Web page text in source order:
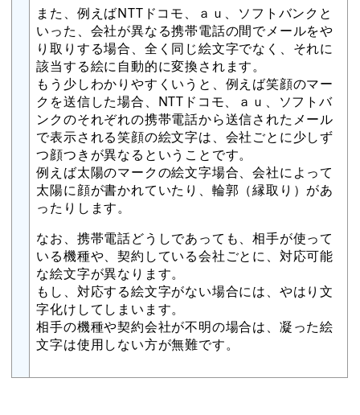
また、例えばNTTドコモ、ａｕ、ソフトバンクと
いった、会社が異なる携帯電話の間でメールをや
り取りする場合、全く同じ絵文字でなく、それに
該当する絵に自動的に変換されます。
もう少しわかりやすくいうと、例えば笑顔のマー
クを送信した場合、NTTドコモ、ａｕ、ソフトバ
ンクのそれぞれの携帯電話から送信されたメール
で表示される笑顔の絵文字は、会社ごとに少しず
つ顔つきが異なるということです。
例えば太陽のマークの絵文字場合、会社によって
太陽に顔が書かれていたり、輪郭（縁取り）があ
ったりします。
なお、携帯電話どうしであっても、相手が使って
いる機種や、契約している会社ごとに、対応可能
な絵文字が異なります。
もし、対応する絵文字がない場合には、やはり文
字化けしてしまいます。
相手の機種や契約会社が不明の場合は、凝った絵
文字は使用しない方が無難です。